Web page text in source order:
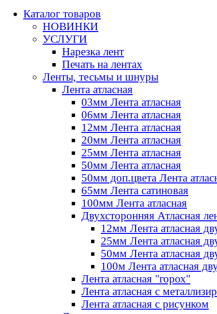
Каталог товаров
НОВИНКИ
УСЛУГИ
Нарезка лент
Печать на лентах
Ленты, тесьмы и шнуры
Лента атласная
03мм Лента атласная
06мм Лента атласная
12мм Лента атласная
20мм Лента атласная
25мм Лента атласная
50мм Лента атласная
50мм доп.цвета Лента
65мм Лента сатиновая
100мм Лента атласная
Двухсторонняя Атласная
12мм Лента атласная
25мм Лента атласная
50мм Лента атласная
100м Лента атласная
Лента атласная "горох"
Лента атласная с
Лента атласная с рисунком